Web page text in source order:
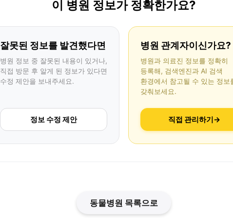
이 병원 정보가 정확한가요?
잘못된 정보를 발견했다면
병원 정보 중 잘못된 내용이 있거나,
직접 방문 후 알게 된 정보가 있다면
수정 제안을 보내주세요.
정보 수정 제안
병원 관계자이신가요?
병원과 의료진 정보를 정확히
등록해, 검색엔진과 AI 검색
환경에서 참고될 수 있는 정보
갖춰보세요.
직접 관리하기→
동물병원 목록으로